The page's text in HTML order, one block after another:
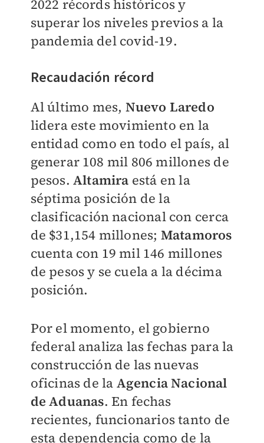
2022 récords históricos y
superar los niveles previos a la
pandemia del covid-19.
Recaudación récord
Al último mes, Nuevo Laredo
lidera este movimiento en la
entidad como en todo el país, al
generar 108 mil 806 millones de
pesos. Altamira está en la
séptima posición de la
clasificación nacional con cerca
de $31,154 millones; Matamoros
cuenta con 19 mil 146 millones
de pesos y se cuela a la décima
posición.
Por el momento, el gobierno
federal analiza las fechas para la
construcción de las nuevas
oficinas de la Agencia Nacional
de Aduanas. En fechas
recientes, funcionarios tanto de
esta dependencia como de la